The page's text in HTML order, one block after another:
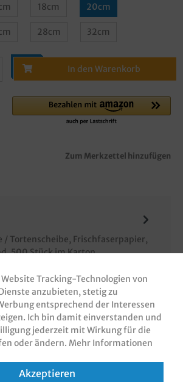
18cm 20cm
28cm 32cm
In den Warenkorb
Zum Merkzettel hinzufügen
Tortenscheibe, Frischfaserpapier,
500 Stück im Karton,
Produktsicherheit
Tracking-Technologien von
anzubieten, stetig zu
entsprechend der Interessen
Ich bin damit einverstanden und
jederzeit mit Wirkung für die
oder ändern. Mehr Informationen
Akzeptieren